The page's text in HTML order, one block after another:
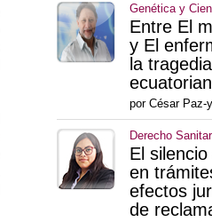
Genética y
Entre El
y El
la
por César Paz-
Derecho
El
en
efectos
de